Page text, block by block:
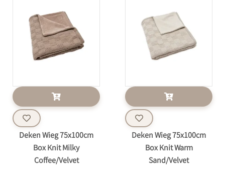
Deken Wieg 75x100cm
Box Knit Milky
Coffee/Velvet
Deken Wieg 75x100cm
Box Knit Warm
Sand/Velvet